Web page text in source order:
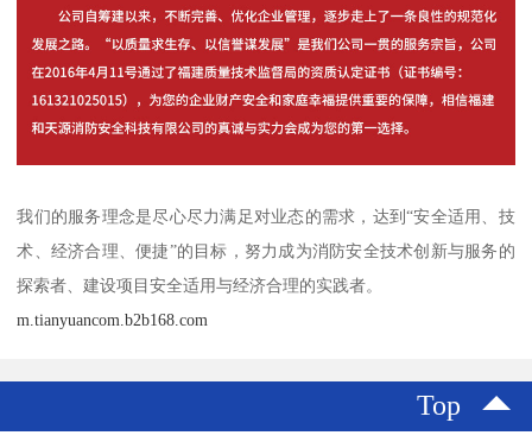
我们的服务理念是尽心尽力满足对业态的需求，达到“安全适用、技
术、经济合理、便捷”的目标，努力成为消防安全技术创新与服务的
探索者、建设项目安全适用与经济合理的实践者。
m.tianyuancom.b2b168.com
Top